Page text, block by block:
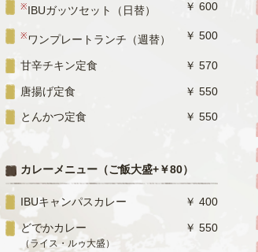
※IBUガッツセット（日替） ￥ 600
※ ワンプレートランチ（週替） ￥ 500
甘辛チキン定食 ￥ 570
唐揚げ定食 ￥ 550
とんかつ定食 ￥ 550
カレーメニュー（ご飯大盛+￥80）
IBUキャンパスカレー ￥ 400
どでかカレー
（ライス・ルゥ大盛）
￥ 550